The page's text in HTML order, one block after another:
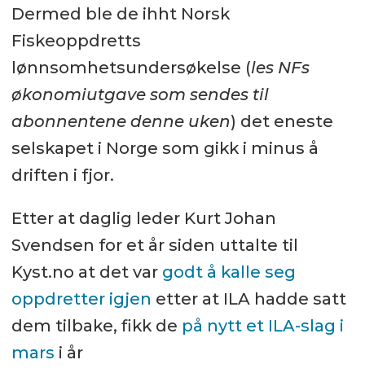
Dermed ble de ihht Norsk
Fiskeoppdretts
lønnsomhetsundersøkelse (les NFs
økonomiutgave som sendes til
abonnentene denne uken) det eneste
selskapet i Norge som gikk i minus å
driften i fjor.
Etter at daglig leder Kurt Johan
Svendsen for et år siden uttalte til
Kyst.no at det var godt å kalle seg
oppdretter igjen etter at ILA hadde satt
dem tilbake, fikk de på nytt et ILA-slag i
mars i år